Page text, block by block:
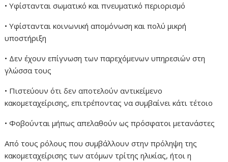
• Υφίστανται σωματικό και πνευματικό περιορισμό
• Υφίστανται κοινωνική απομόνωση και πολύ μικρή
υποστήριξη
• Δεν έχουν επίγνωση των παρεχόμενων υπηρεσιών στη
γλώσσα τους
• Πιστεύουν ότι δεν αποτελούν αντικείμενο
κακομεταχείρισης, επιτρέποντας να συμβαίνει κάτι τέτοιο
• Φοβούνται μήπως απελαθούν ως πρόσφατοι μετανάστες
Από τους ρόλους που συμβάλλουν στην πρόληψη της
κακομεταχείρισης των ατόμων τρίτης ηλικίας, ήτοι η